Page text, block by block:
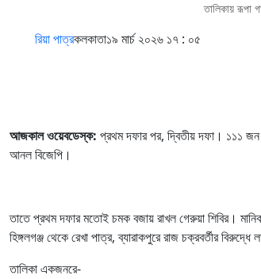
তালিকায় রূপা
রিয়া পাত্রকলকাতা১৯ মার্চ ২০২৬ ১৭ : ০৫
আজকাল ওয়েবডেস্ক: প্রথম দফার পর, দ্বিতীয় দফা। ১১১ জন
আনল বিজেপি।
তাতে প্রথম দফার মতোই চমক বজায় রাখল গেরুয়া শিবির।
হিঙ্গলগঞ্জ থেকে রেখা পাত্র, ব্যারাকপুরে রাজ চক্রবর্তীর
তালিকা একজনরে-